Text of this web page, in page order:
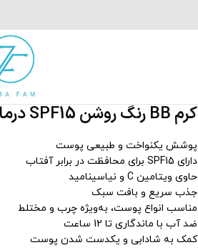
کرم BB رنگ روشن SPF15 درمالوگ Dermalog
پوشش یکنواخت و طبیعی پوست
دارای SPF15 برای محافظت در برابر آفتاب
حاوی ویتامین C و نیاسینامید
جذب سریع و بافت سبک
مناسب انواع پوست، به‌ویژه چرب و مختلط
ضد آب با ماندگاری تا 12 ساعت
کمک به شادابی و یکدست شدن پوست